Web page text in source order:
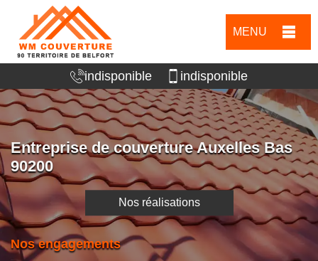
MENU
indisponible indisponible
Entreprise de couverture Auxelles Bas
90200
Nos réalisations
Nos engagements